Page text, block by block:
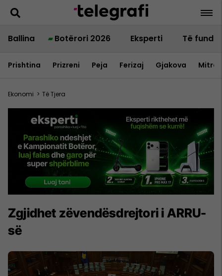
Ballina Botërori 2026 Eksperti Të fundit
Prishtina Prizreni Peja Ferizaj Gjakova
Ekonomi > Të Tjera
Zgjidhet zëvendësdrejtori i ARRU-
së